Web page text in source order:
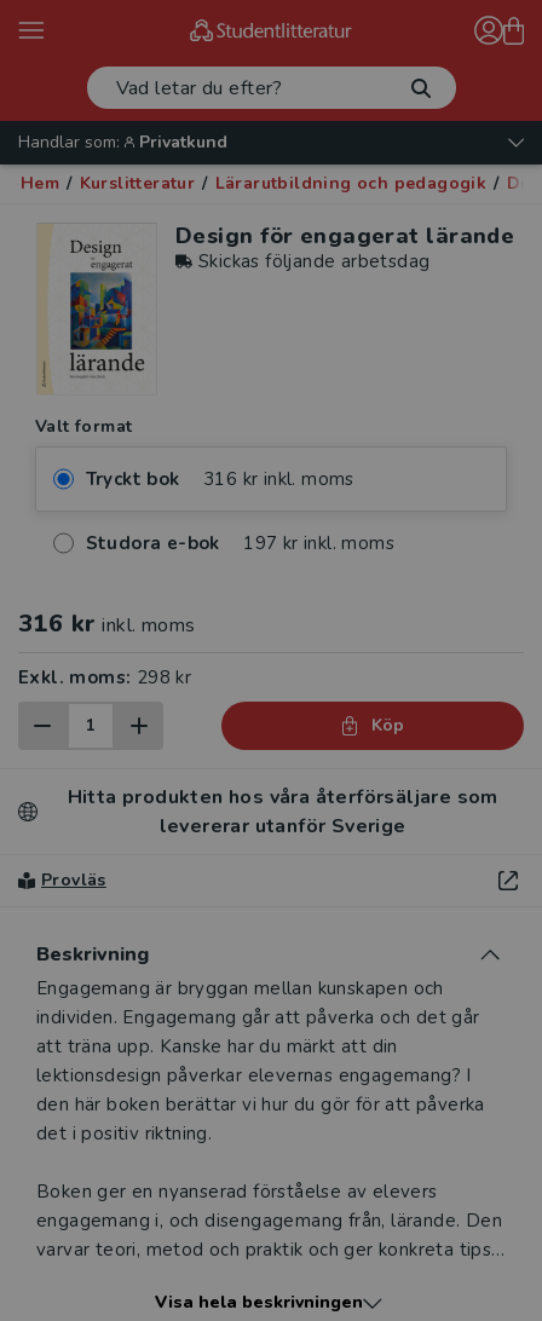
Handlar som:
Privatkund
Hem / Kurslitteratur / Lärarutbildning och pedagogik /
Design för engagerat lärande
Skickas följande arbetsdag
Valt format
Tryckt bok 316 kr inkl. moms
Studora e-bok 197 kr inkl. moms
316 kr inkl. moms
Exkl. moms: 298 kr
Köp
Hitta produkten hos våra återförsäljare som
levererar utanför Sverige
Provläs
Beskrivning
Beskrivning
Engagemang är bryggan mellan kunskapen och
individen. Engagemang går att påverka och det går
att träna upp. Kanske har du märkt att din
lektionsdesign påverkar elevernas engagemang? I
den här boken berättar vi hur du gör för att påverka
det i positiv riktning.
Boken ger en nyanserad förståelse av elevers
engagemang i, och disengagemang från, lärande. Den
varvar teori, metod och praktik och ger konkreta tips i
lyfter fram sådant som är viktigt att tänka på när du
Visa hela beskrivningen